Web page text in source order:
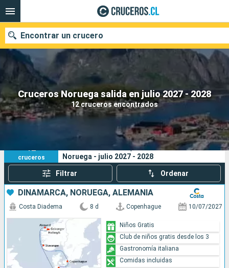
Cruceros Noruega salida en julio 2027 - 2028
12 cruceros encontrados
Encontrar un crucero
Nuestros destinos
Fecha de salida
Compañías
Buscar
12
cruceros
Sus criterios de búsqueda:
Noruega - julio 2027 - 2028
Filtrar Ordenar
DINAMARCA, NORUEGA, ALEMANIA
Costa Diadema 8 d Copenhague 10/07/2027
Niños Gratis
Club de niños gratis desde los 3
Gastronomía italiana
Comidas incluidas